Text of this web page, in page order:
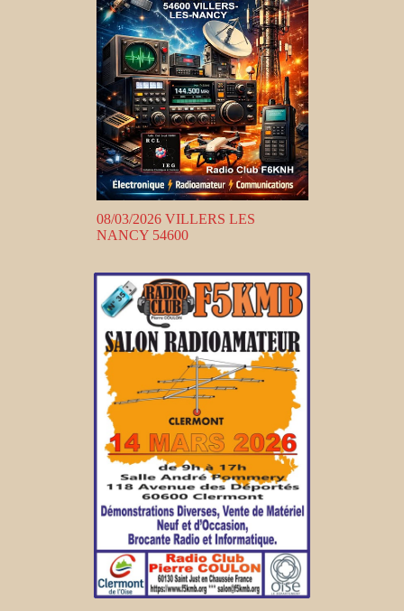
08/03/2026 VILLERS LES
NANCY 54600